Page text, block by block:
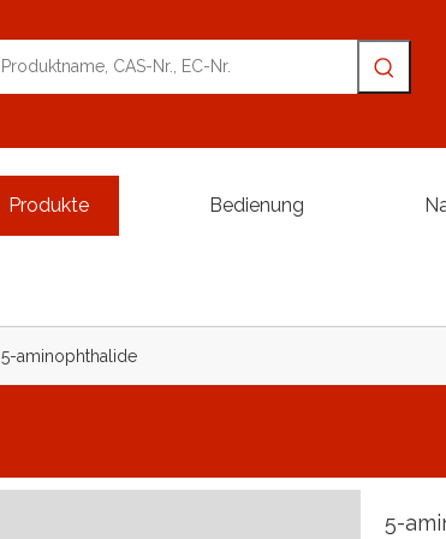
Produkte Bedienung
5-aminophthalide
5-